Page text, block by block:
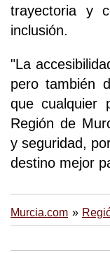
trayectoria y
inclusión.
"La
pero también
que cualquier
Región de
y seguridad,
destino mejor
Murcia.com